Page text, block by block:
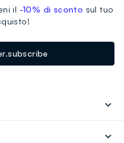
il -10% di sconto sul tuo